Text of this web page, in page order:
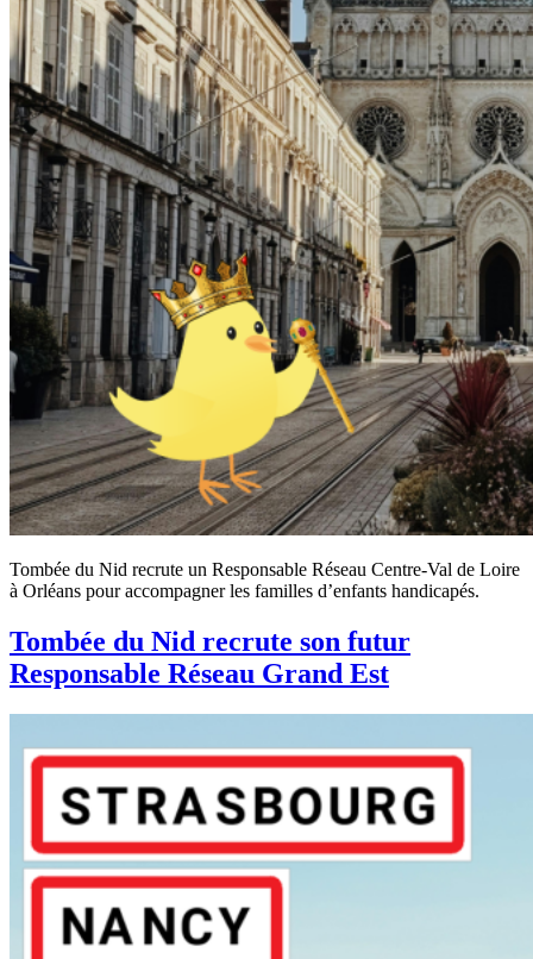
Tombée du Nid recrute un Responsable Réseau Centre-Val de Loire
à Orléans pour accompagner les familles d’enfants handicapés.
Tombée du Nid recrute son futur
Responsable Réseau Grand Est